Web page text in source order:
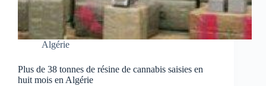
Algérie
Plus de 38 tonnes de résine de cannabis saisies en
huit mois en Algérie